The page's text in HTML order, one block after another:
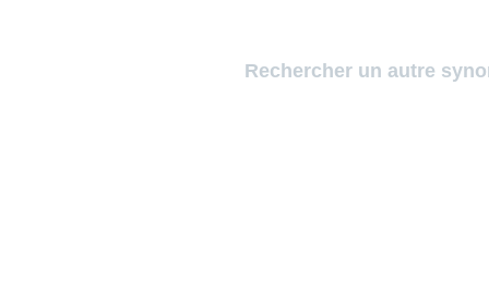
Rechercher un autre